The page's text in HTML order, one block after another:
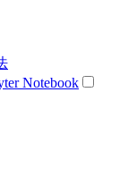
Notebook